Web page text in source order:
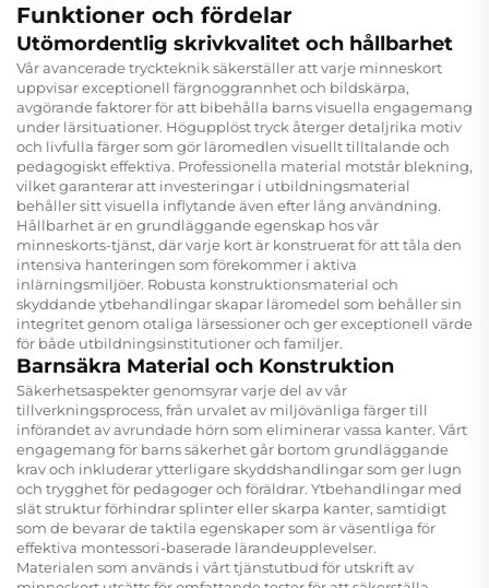
Funktioner och fördelar
Utömordentlig skrivkvalitet och hållbarhet
Vår avancerade tryckteknik säkerställer att varje minneskort
uppvisar exceptionell färgnoggrannhet och bildskärpa,
avgörande faktorer för att bibehålla barns visuella engagemang
under lärsituationer. Högupplöst tryck återger detaljrika motiv
och livfulla färger som gör läromedlen visuellt tilltalande och
pedagogiskt effektiva. Professionella material motstår blekning,
vilket garanterar att investeringar i utbildningsmaterial
behåller sitt visuella inflytande även efter lång användning.
Hållbarhet är en grundläggande egenskap hos vår
minneskorts-tjänst, där varje kort är konstruerat för att tåla den
intensiva hanteringen som förekommer i aktiva
inlärningsmiljöer. Robusta konstruktionsmaterial och
skyddande ytbehandlingar skapar läromedel som behåller sin
integritet genom otaliga lärsessioner och ger exceptionell värde
för både utbildningsinstitutioner och familjer.
Barnsäkra Material och Konstruktion
Säkerhetsaspekter genomsyrar varje del av vår
tillverkningsprocess, från urvalet av miljövänliga färger till
införandet av avrundade hörn som eliminerar vassa kanter. Vårt
engagemang för barns säkerhet går bortom grundläggande
krav och inkluderar ytterligare skyddshandlingar som ger lugn
och trygghet för pedagoger och föräldrar. Ytbehandlingar med
slät struktur förhindrar splinter eller skarpa kanter, samtidigt
som de bevarar de taktila egenskaper som är väsentliga för
effektiva montessori-baserade lärandeupplevelser.
Materialen som används i vårt tjänstutbud för utskrift av